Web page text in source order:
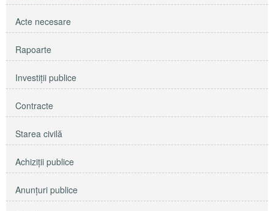
Acte necesare
Rapoarte
Investiţii publice
Contracte
Starea civilă
Achiziţii publice
Anunţuri publice